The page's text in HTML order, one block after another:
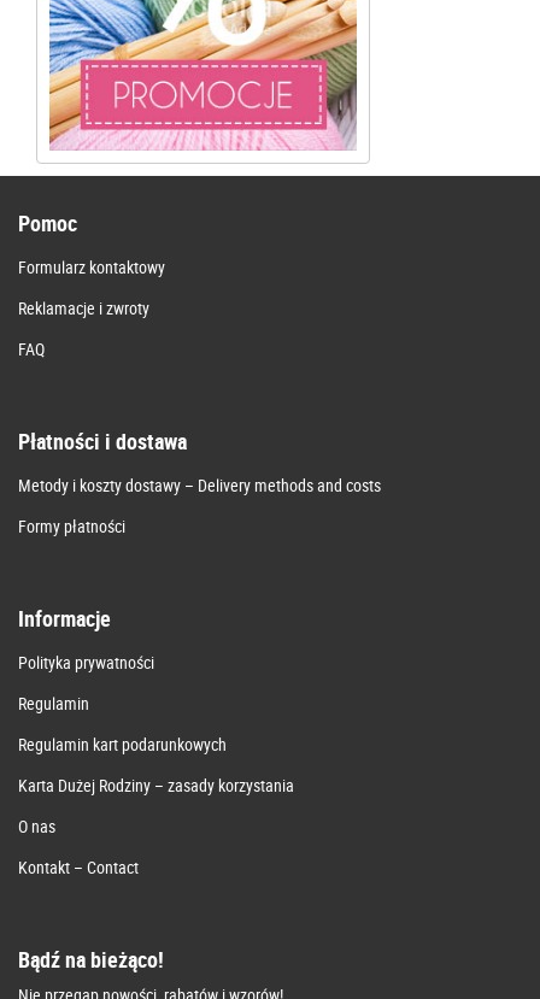
Pomoc
Formularz kontaktowy
Reklamacje i zwroty
FAQ
Płatności i dostawa
Metody i koszty dostawy – Delivery methods and costs
Formy płatności
Informacje
Polityka prywatności
Regulamin
Regulamin kart podarunkowych
Karta Dużej Rodziny – zasady korzystania
O nas
Kontakt – Contact
Bądź na bieżąco!